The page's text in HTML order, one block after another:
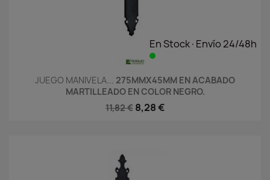
En Stock·Envío 24/48h
JUEGO MANIVELA... 275MMX45MM EN ACABADO
MARTILLEADO EN COLOR NEGRO.
11,82 € 8,28 €